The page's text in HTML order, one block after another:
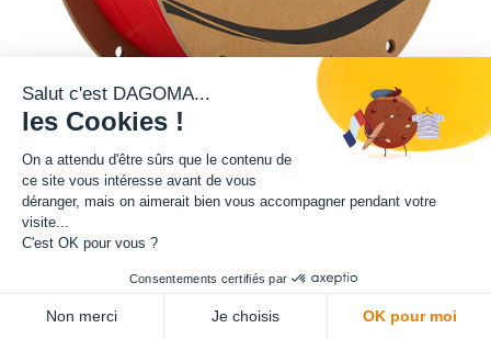
Cette bobine de teinte rouge est disponible en format 1kg.
Diamètre : 1.75 mm
Grammage : 1000 g
Salut c'est DAGOMA...
les Cookies !
On a attendu d'être sûrs que le contenu de
ce site vous intéresse avant de vous
déranger, mais on aimerait bien vous accompagner pendant votre
visite...
C'est OK pour vous ?
Consentements certifiés par
Non merci Je choisis OK pour moi